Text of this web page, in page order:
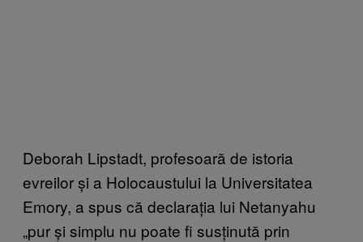
Deborah Lipstadt, profesoară de istoria
evreilor și a Holocaustului la Universitatea
Emory, a spus că declarația lui Netanyahu
„pur și simplu nu poate fi susținută prin